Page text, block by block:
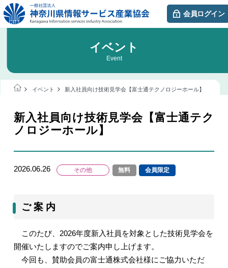
会員ログイン
イベント
Event
イベント 新入社員向け技術見学会【富士通テクノロジーホール】
新入社員向け技術見学会【富士通テク
ノロジーホール】
2026.06.26 その他 無料 会員限定
ご 案 内
このたび、 2026年度新入社員を対象とした技術見学会を
開催いたしますのでご案内申し上げます。
今回も、賛助会員の富士通株式会社様にご協力いただ